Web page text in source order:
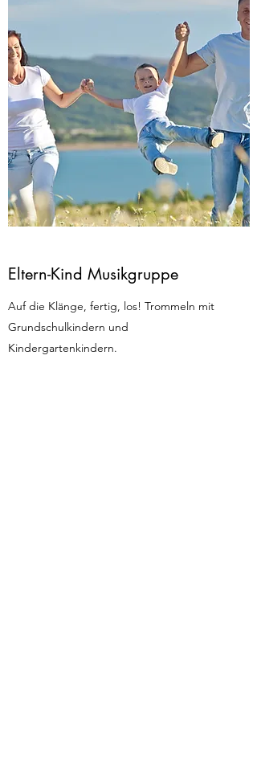
Eltern-Kind Musikgruppe
Auf die Klänge, fertig, los! Trommeln mit
Grundschulkindern und
Kindergartenkindern.